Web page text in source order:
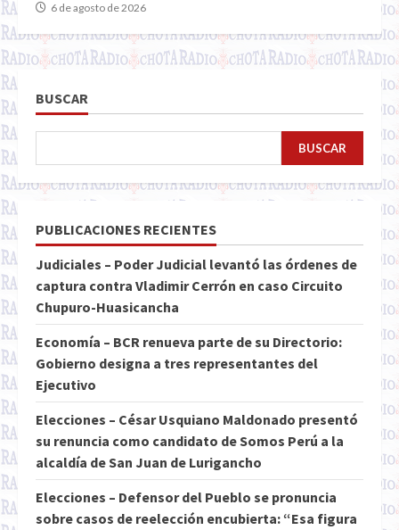
6 de agosto de 2026
BUSCAR
BUSCAR
PUBLICACIONES RECIENTES
Judiciales – Poder Judicial levantó las órdenes de
captura contra Vladimir Cerrón en caso Circuito
Chupuro-Huasicancha
Economía – BCR renueva parte de su Directorio:
Gobierno designa a tres representantes del
Ejecutivo
Elecciones – César Usquiano Maldonado presentó
su renuncia como candidato de Somos Perú a la
alcaldía de San Juan de Lurigancho
Elecciones – Defensor del Pueblo se pronuncia
sobre casos de reelección encubierta: “Esa figura